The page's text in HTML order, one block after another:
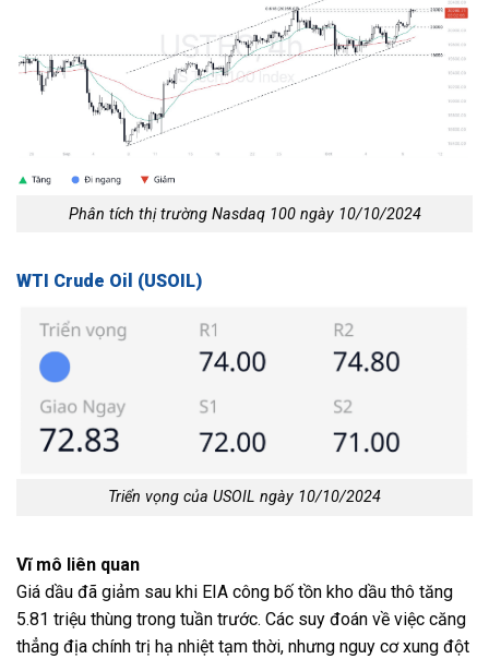
Phân tích thị trường Nasdaq 100 ngày 10/10/2024
WTI Crude Oil (USOIL)
Triển vọng của USOIL ngày 10/10/2024
Vĩ mô liên quan
Giá dầu đã giảm sau khi EIA công bố tồn kho dầu thô tăng
5.81 triệu thùng trong tuần trước. Các suy đoán về việc căng
thẳng địa chính trị hạ nhiệt tạm thời, nhưng nguy cơ xung đột